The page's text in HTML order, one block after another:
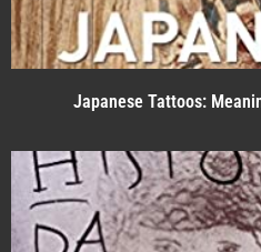
Japanese Tattoos: